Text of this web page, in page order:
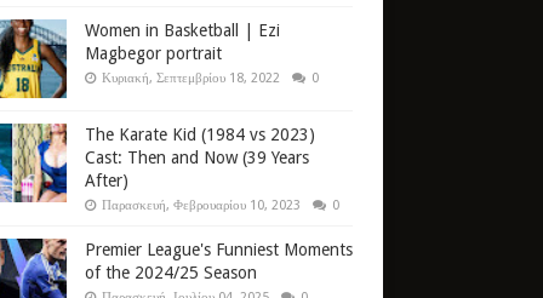
Women in Basketball | Ezi
Magbegor portrait
Κυριακή, Σεπτεμβρίου 18, 2022 0
The Karate Kid (1984 vs 2023)
Cast: Then and Now (39 Years
After)
Παρασκευή, Φεβρουαρίου 10, 2023 0
Premier League's Funniest Moments
of the 2024/25 Season